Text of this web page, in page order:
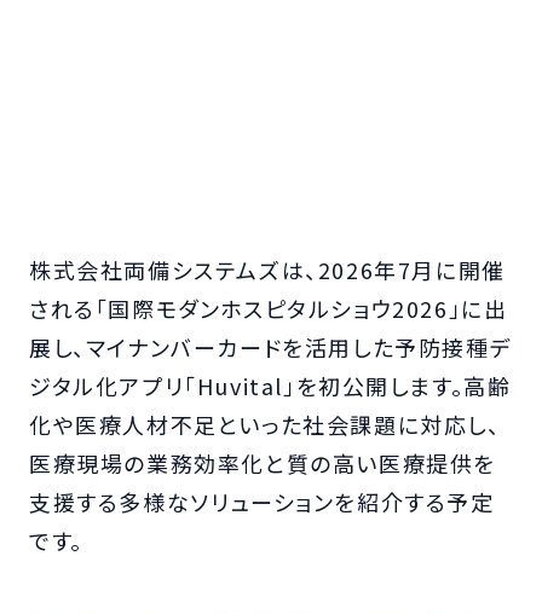
株式会社両備システムズは、2026年7月に開催
される「国際モダンホスピタルショウ2026」に出
展し、マイナンバーカードを活用した予防接種デ
ジタル化アプリ「Huvital」を初公開します。高齢
化や医療人材不足といった社会課題に対応し、
医療現場の業務効率化と質の高い医療提供を
支援する多様なソリューションを紹介する予定
です。